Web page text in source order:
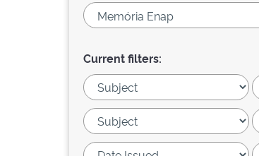
Current filters: